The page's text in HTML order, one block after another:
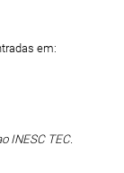
em:
INESC TEC.